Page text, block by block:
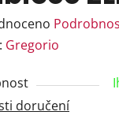
Gregorio
doručení